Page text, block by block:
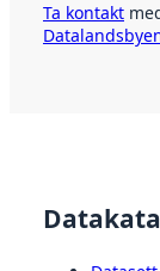
Ta kontakt